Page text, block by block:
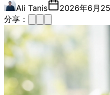
Ali Tanis 2026年6月
分享：